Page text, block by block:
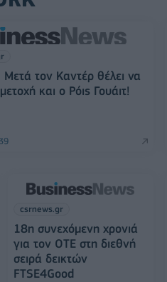
τον Καντέρ θέλει να
και ο Ρόις Γουάιτ!
csrnews.gr
18η συνεχόμενη χρονιά
για τον ΟΤΕ στη διεθνή
σειρά δεικτών
FTSE4Good